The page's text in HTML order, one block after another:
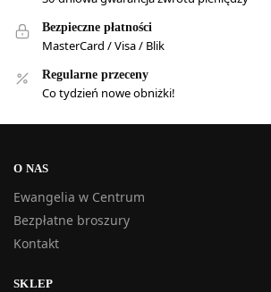
Bezpieczne płatności
MasterCard / Visa / Blik
Regularne przeceny
Co tydzień nowe obniżki!
O NAS
Ewangelia w Centrum
Bezpłatne broszury
Kontakt
SKLEP